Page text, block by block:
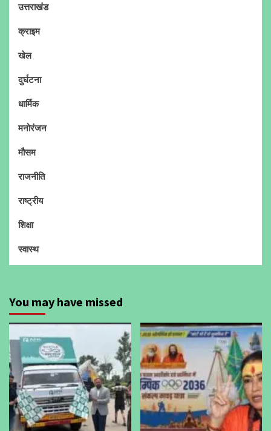
उत्तराखंड
क्राइम
खेल
दुर्घटना
धार्मिक
मनोरंजन
मौसम
राजनीति
राष्ट्रीय
शिक्षा
स्वास्थ
You may have missed